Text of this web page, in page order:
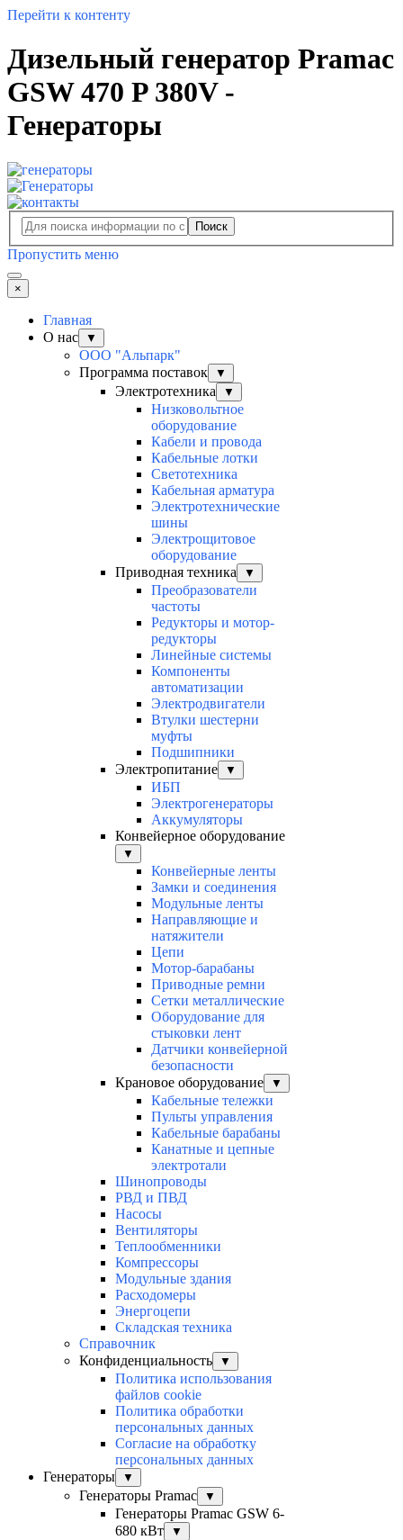
Перейти к контенту
Дизельный генератор Pramac
GSW 470 P 380V -
Генераторы
Поиск
Пропустить меню
×
Главная
О нас
▼
ООО "Альпарк"
Программа поставок
▼
Электротехника ▼
Низковольтное
оборудование
Кабели и провода
Кабельные лотки
Светотехника
Кабельная арматура
Электротехнические
шины
Электрощитовое
оборудование
Приводная техника
▼
Преобразователи
частоты
Редукторы и мотор-
редукторы
Линейные системы
Компоненты
автоматизации
Электродвигатели
Втулки шестерни
муфты
Подшипники
Электропитание
▼
ИБП
Электрогенераторы
Аккумуляторы
Конвейерное оборудование
▼
Конвейерные ленты
Замки и соединения
Модульные ленты
Направляющие и
натяжители
Цепи
Мотор-барабаны
Приводные ремни
Сетки металлические
Оборудование для
стыковки лент
Датчики конвейерной
безопасности
Крановое оборудование
▼
Кабельные тележки
Пульты управления
Кабельные барабаны
Канатные и цепные
электротали
Шинопроводы
РВД и ПВД
Насосы
Вентиляторы
Теплообменники
Компрессоры
Модульные здания
Расходомеры
Энергоцепи
Складская техника
Справочник
Конфиденциальность
▼
Политика использования
файлов cookie
Политика обработки
персональных данных
Согласие на обработку
персональных данных
Генераторы
▼
Генераторы Pramac ▼
Генераторы Pramac GSW 6-
680 кВт
▼